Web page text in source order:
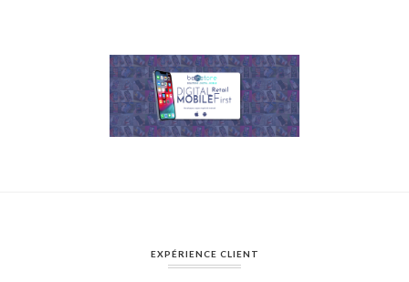
EXPÉRIENCE CLIENT